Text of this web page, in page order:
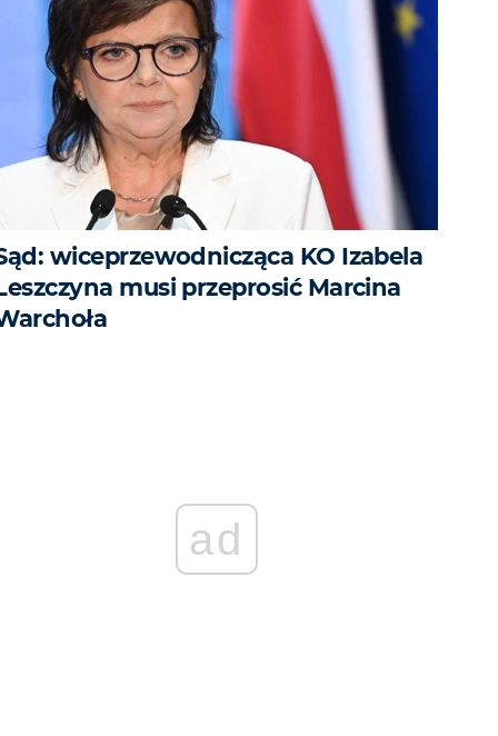
wiceprzewodnicząca KO Izabela
musi przeprosić Marcina
ad